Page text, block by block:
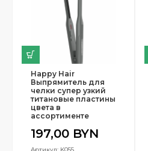
Happy Hair
Выпрямитель для
челки супер узкий
титановые пластины
цвета в
ассортименте
197,00 BYN